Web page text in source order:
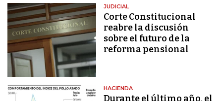
JUDICIAL
Corte Constitucional
reabre la discusión
sobre el futuro de la
reforma pensional
HACIENDA
Durante el último año, el